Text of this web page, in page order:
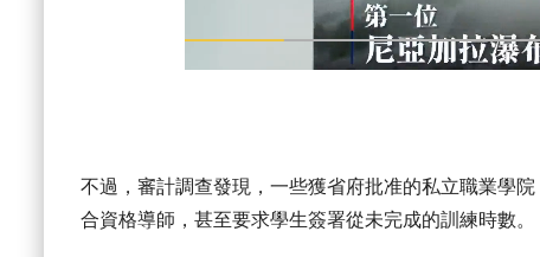
不過，審計調查發現，一些獲省府批准的私立職業學
合資格導師，甚至要求學生簽署從未完成的訓練時數。